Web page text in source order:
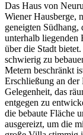
Das Haus von
Wiener Hausberge,
geneigten
unterhalb liegenden
über die Stadt
schwierig zu
Metern beschränkt
Erschließung an der
Gelegenheit, das
entgegen zu
die bebaute Fläche
ausgereizt, um die